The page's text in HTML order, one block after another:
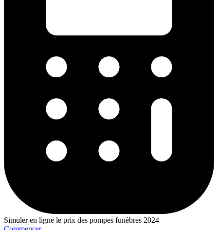
Simuler en ligne le prix des pompes funèbres 2024